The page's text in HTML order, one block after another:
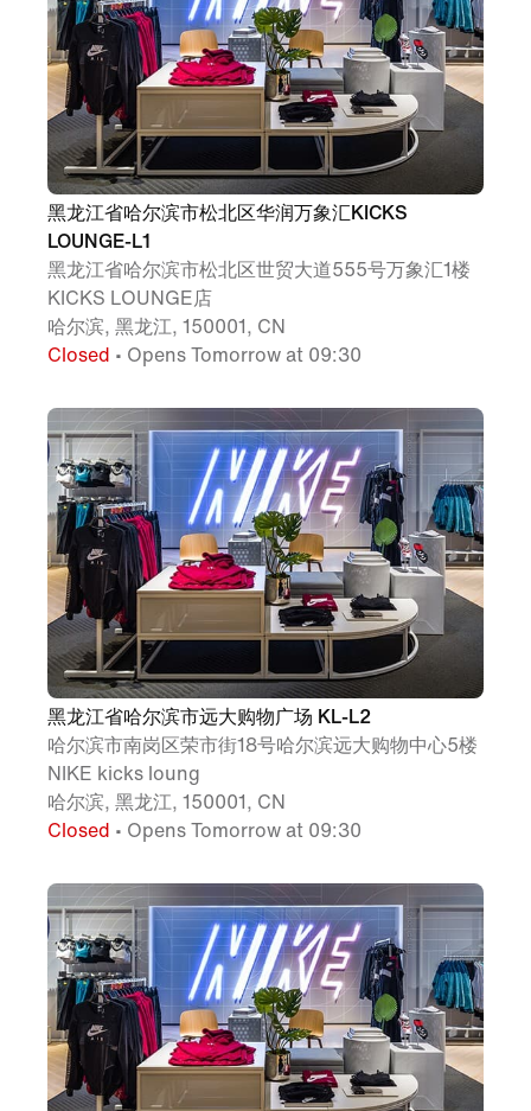
黑龙江省哈尔滨市松北区华润万象汇KICKS
LOUNGE-L1
黑龙江省哈尔滨市松北区世贸大道555号万象汇1楼
KICKS LOUNGE店
哈尔滨, 黑龙江, 150001, CN
Closed • Opens Tomorrow at 09:30
黑龙江省哈尔滨市远大购物广场 KL-L2
哈尔滨市南岗区荣市街18号哈尔滨远大购物中心5楼
NIKE kicks loung
哈尔滨, 黑龙江, 150001, CN
Closed • Opens Tomorrow at 09:30